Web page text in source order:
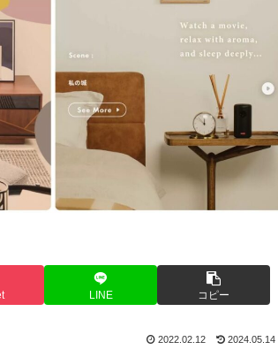
LINE コピー
2022.02.12 2024.05.14